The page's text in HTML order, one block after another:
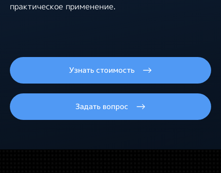
практическое применение.
Узнать стоимость
Задать вопрос